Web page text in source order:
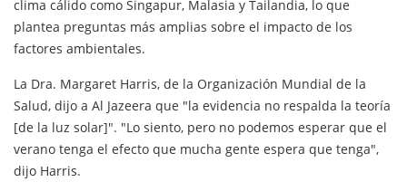
clima cálido como Singapur, Malasia y Tailandia, lo que
plantea preguntas más amplias sobre el impacto de los
factores ambientales.
La Dra. Margaret Harris, de la Organización Mundial de la
Salud, dijo a Al Jazeera que "la evidencia no respalda la teoría
[de la luz solar]". "Lo siento, pero no podemos esperar que el
verano tenga el efecto que mucha gente espera que tenga",
dijo Harris.